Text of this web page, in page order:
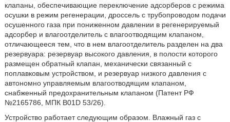
клапаны, обеспечивающие переключение адсорберов с режима
осушки в режим регенерации, дроссель с трубопроводом подачи
осушенного газа при пониженном давлении в регенерируемый
адсорбер и влагоотделитель с влагоотводящим клапаном,
отличающееся тем, что в нем влагоотделитель разделен на два
резервуара: резервуар высокого давления, в полости которого
размещен обратный клапан, механически связанный с
поплавковым устройством, и резервуар низкого давления с
автономно управляемым влагоотводящим клапаном,
снабженный предохранительным клапаном (Патент РФ
№2165786, МПК B01D 53/26).
Устройство работает следующим образом. Влажный газ с